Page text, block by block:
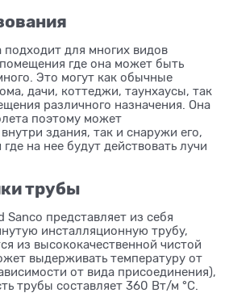
подходит для многих видов
где она может быть
Это могут как обычные
дачи, коттеджи, таунхаусы, так
различного назначения. Она
поэтому может
здания, так и снаружи его,
на нее будут действовать лучи
трубы
Sanco представляет из себя
инсталляционную трубу,
из высококачественной чистой
выдерживать температуру от
от вида присоединения),
трубы составляет 360 Вт/м °C.